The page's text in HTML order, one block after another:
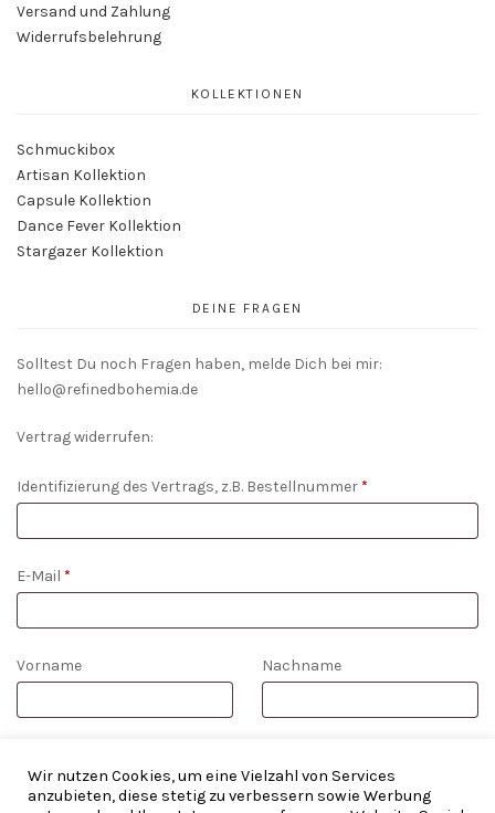
Versand und Zahlung
Widerrufsbelehrung
KOLLEKTIONEN
Schmuckibox
Artisan Kollektion
Capsule Kollektion
Dance Fever Kollektion
Stargazer Kollektion
DEINE FRAGEN
Solltest Du noch Fragen haben, melde Dich bei mir:
hello@refinedbohemia.de
Vertrag widerrufen:
Identifizierung des Vertrags, z.B. Bestellnummer*
E-Mail *
E-
Vorname Nachname
WIDERRUF BESTÄTIGEN
Wir nutzen Cookies, um eine Vielzahl von Services
anzubieten, diese stetig zu verbessern sowie Werbung